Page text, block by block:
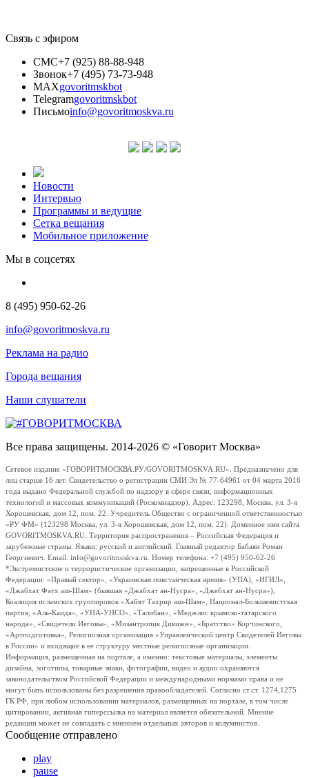
Связь с эфиром
СМС+7 (925) 88-88-948
Звонок+7 (495) 73-73-948
MAXgovoritmskbot
Telegramgovoritmskbot
Письмоinfo@govoritmoskva.ru
Новости
Интервью
Программы и ведущие
Сетка вещания
Мобильное приложение
Мы в соцсетях
8 (495) 950-62-26
info@govoritmoskva.ru
Реклама на радио
Города вещания
Наши слушатели
Все права защищены. 2014-2026 © «Говорит Москва»
Сетевое издание «ГОВОРИТМОСКВА.РУ/GOVORITMOSKVA.RU». Предназначено для
лиц старше 16 лет. Свидетельство о регистрации СМИ Эл № 77-64961 от 04 марта 2016
года выдано Федеральной службой по надзору в сфере связи, информационных
технологий и массовых коммуникаций (Роскомнадзор). Адрес: 123298, Москва, ул. 3-я
Хорошевская, дом 12, пом. 22. Учредитель Общество с ограниченной ответственностью
«РУ ФМ» (123298 Москва, ул. 3-я Хорошевская, дом 12, пом. 22). Доменное имя сайта
GOVORITMOSKVA.RU. Территория распространения – Российская Федерация и
зарубежные страны. Языки: русский и английский. Главный редактор Бабаян Роман
Георгиевич. Email: info@govoritmoskva.ru. Номер телефона: +7 (495) 950-62-26
*Экстремистские и террористические организации, запрещенные в Российской
Федерации: «Правый сектор», «Украинская повстанческая армия» (УПА), «ИГИЛ»,
«Джабхат Фатх аш-Шам» (бывшая «Джабхат ан-Нусра», «Джебхат ан-Нусра»),
Коалиция исламских группировок «Хайят Тахрир аш-Шам», Национал-Большевистская
партия, «Аль-Каида», «УНА-УНСО», «Талибан», «Меджлис крымско-татарского
народа», «Свидетели Иеговы», «Мизантропик Дивижн», «Братство» Корчинского,
«Артподготовка», Религиозная организация «Управленческий центр Свидетелей Иеговы
в России» и входящие в ее структуру местные религиозные организации.
Информация, размещенная на портале, а именно: текстовые материалы, элементы
дизайна, логотипы, товарные знаки, фотографии, видео и аудио охраняются
законодательством Российской Федерации и международными нормами права и не
могут быть использованы без разрешения правообладателей. Согласно ст.ст. 1274,1275
ГК РФ, при любом использовании материалов, размещенных на портале, в том числе
цитировании, активная гиперссылка на материал является обязательной. Мнение
редакции может не совпадать с мнением отдельных авторов и колумнистов.
Сообщение отправлено
play
pause